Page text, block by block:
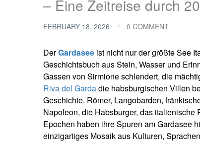
– Eine Zeitreise durch
FEBRUARY 18, 2026 0 COMMENT
DerGardasee ist nicht nur der größte See
Geschichtsbuch aus Stein, Wasser und
Gassen von Sirmione schlendert, die
Riva del Gardadie habsburgischen Villen
Geschichte. Römer, Langobarden,
Napoleon, die Habsburger, das
Epochen haben ihre Spuren am Gardasee
einzigartiges Mosaik aus Kulturen,